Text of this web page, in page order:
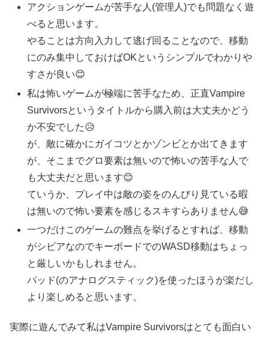
アクションゲームが苦手な人(管理人)でも問題なく遊
べると思います。
やることは方向入力して逃げ回ることなので、移動
にのみ集中しておけばOKというシンプルでわかりや
すさが良い😊
私は怖いゲームが極端に苦手なため、正直Vampire
Survivorsというタイトルから購入前は大丈夫かどう
か不安でした😥
が、敵に確かにガイコツとかゾンビとか出てきます
が、そこまでグロ要素は無いので怖いの苦手な人で
も大丈夫だと思います😊
ていうか、プレイ中は敵の姿をのんびり見ている暇
は無いので怖い要素を感じるスキすらありません😅
一つだけこのゲームの難点を挙げるとすれば、移動
がシビアなのでキーボードでのWASD移動はちょっ
と厳しいかもしれません。
パッド(のアナログスティック)を使ったほうが楽だし
より楽しめると思います。
実際に遊んでみて私はVampire Survivorsはとても面白い